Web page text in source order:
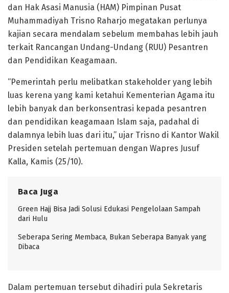
dan Hak Asasi Manusia (HAM) Pimpinan Pusat
Muhammadiyah Trisno Raharjo megatakan perlunya
kajian secara mendalam sebelum membahas lebih jauh
terkait Rancangan Undang-Undang (RUU) Pesantren
dan Pendidikan Keagamaan.
“Pemerintah perlu melibatkan stakeholder yang lebih
luas kerena yang kami ketahui Kementerian Agama itu
lebih banyak dan berkonsentrasi kepada pesantren
dan pendidikan keagamaan Islam saja, padahal di
dalamnya lebih luas dari itu,” ujar Trisno di Kantor Wakil
Presiden setelah pertemuan dengan Wapres Jusuf
Kalla, Kamis (25/10).
Baca Juga
Green Hajj Bisa Jadi Solusi Edukasi Pengelolaan Sampah
dari Hulu
Seberapa Sering Membaca, Bukan Seberapa Banyak yang
Dibaca
Dalam pertemuan tersebut dihadiri pula Sekretaris